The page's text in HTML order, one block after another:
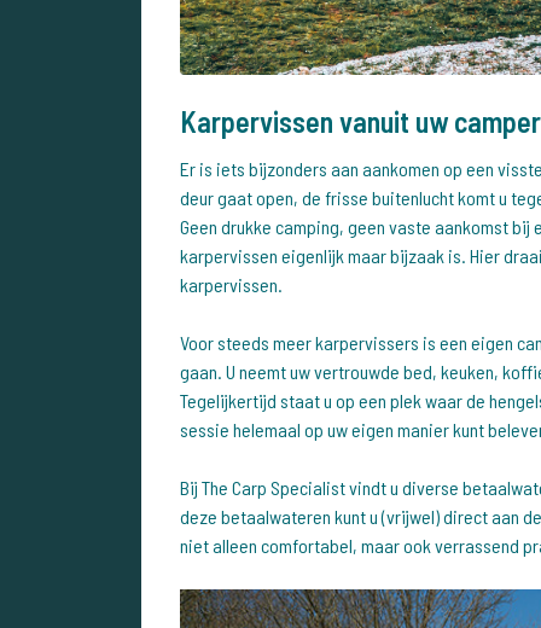
Karpervissen vanuit uw
Er is iets bijzonders aan aankomen op een
deur gaat open, de frisse buitenlucht komt u
Geen drukke camping, geen vaste aankomst
karpervissen eigenlijk maar bijzaak is. Hier
karpervissen.
Voor steeds meer karpervissers is een eigen
gaan. U neemt uw vertrouwde bed, keuken,
Tegelijkertijd staat u op een plek waar de
sessie helemaal op uw eigen manier kunt
Bij The Carp Specialist vindt u diverse
deze betaalwateren kunt u (vrijwel) direct aan
niet alleen comfortabel, maar ook verrassend